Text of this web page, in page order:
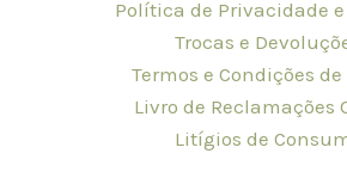
Política de Privacidade e
Trocas e
Termos e Condições de
Livro de Reclamações
Litígios de